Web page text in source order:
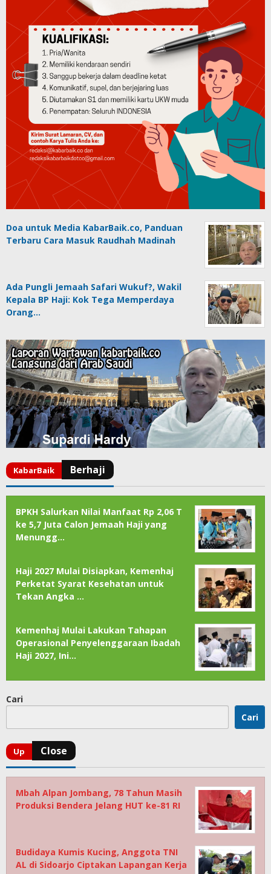
Doa untuk Media KabarBaik.co, Panduan
Terbaru Cara Masuk Raudhah Madinah
Ada Pungli Jemaah Safari Wukuf?, Wakil
Kepala BP Haji: Kok Tega Memperdaya
Orang…
BPKH Salurkan Nilai Manfaat Rp 2,06 T
ke 5,7 Juta Calon Jemaah Haji yang
Menungg…
Haji 2027 Mulai Disiapkan, Kemenhaj
Perketat Syarat Kesehatan untuk
Tekan Angka …
Kemenhaj Mulai Lakukan Tahapan
Operasional Penyelenggaraan Ibadah
Haji 2027, Ini…
Cari
Cari
Mbah Alpan Jombang, 78 Tahun Masih
Produksi Bendera Jelang HUT ke-81 RI
Budidaya Kumis Kucing, Anggota TNI
AL di Sidoarjo Ciptakan Lapangan Kerja